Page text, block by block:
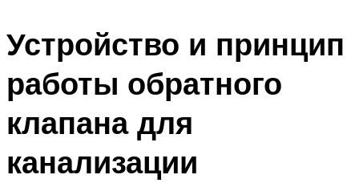
Устройство и принцип
работы обратного
клапана для
канализации